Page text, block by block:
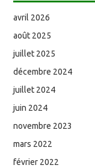
avril 2026
août 2025
juillet 2025
décembre 2024
juillet 2024
juin 2024
novembre 2023
mars 2022
février 2022